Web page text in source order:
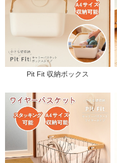
Pit Fit 収納ボックス